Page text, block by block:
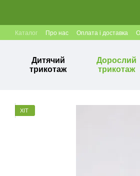
Каталог Про нас Оплата і доставка
Дитячий
трикотаж
Дорослий
трикотаж
ХІТ